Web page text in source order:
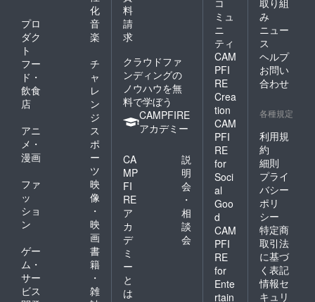
化
プロ
ダク
ト
音
楽
フー
ド・
飲食
店
チ
ャ
レ
ン
ジ
アニ
メ・
漫画
ス
ポ
ー
ツ
ファ
ッ
ショ
ン
映
像
・
映
画
ゲー
ム・
サー
ビス
書
籍
・
雑
料
請
求
クラウドファ
ンディングの
ノウハウを無
料で学ぼう
CAMPFIRE
アカデミー
CA
MP
FI
RE
ア
カ
デ
ミ
ー
と
は
説
明
会
・
相
談
会
コ
ミュ
ニ
ティ
CAM
PFI
RE
Crea
tion
CAM
PFI
RE
for
Soci
al
Goo
d
CAM
PFI
RE
for
Ente
rtain
取り組
み
ニュー
ス
ヘルプ
お問い
合わせ
各種規定
利用規
約
細則
プライ
バシー
ポリ
シー
特定商
取引法
に基づ
く表記
情報セ
キュリ